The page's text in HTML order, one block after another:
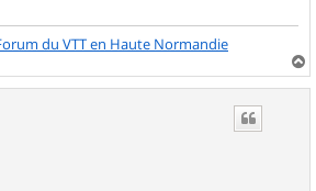
du VTT en Haute Normandie
a